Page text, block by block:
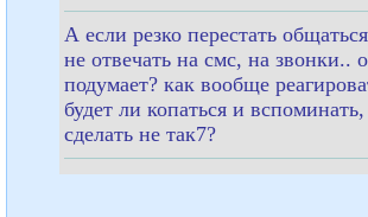
А если резко перестать
не отвечать на смс, на звонки..
подумает? как вообще
будет ли копаться и
сделать не так7?